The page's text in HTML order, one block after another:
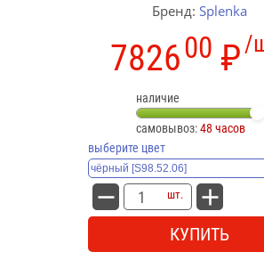
Бренд: Splenka
/
782600 ₽
наличие
самовывоз:48 часов
выберите цвет
шт.
КУПИТЬ